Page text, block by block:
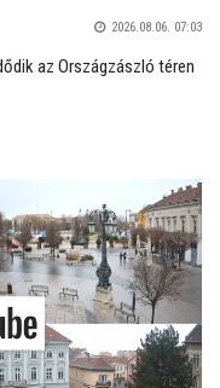
2026.08.06. 07:03
az Országzászló téren